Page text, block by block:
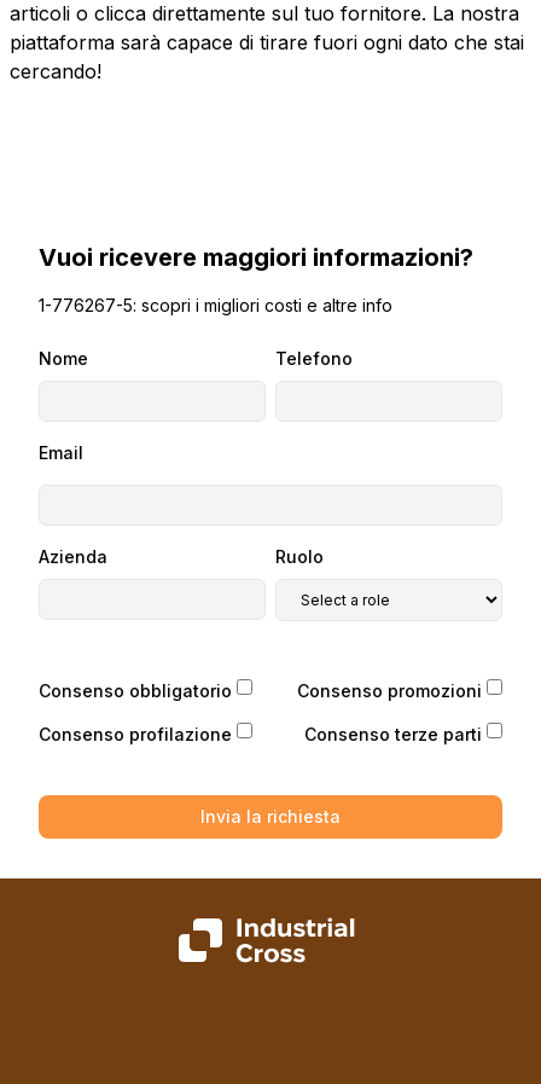
articoli o clicca direttamente sul tuo fornitore. La nostra
piattaforma sarà capace di tirare fuori ogni dato che stai
cercando!
Vuoi ricevere maggiori informazioni?
1-776267-5: scopri i migliori costi e altre info
Nome Telefono
Email
Azienda Ruolo
Consenso obbligatorio Consenso promozioni
Consenso profilazione Consenso terze parti
Invia la richiesta